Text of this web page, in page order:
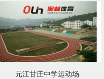
元江甘庄中学运动场